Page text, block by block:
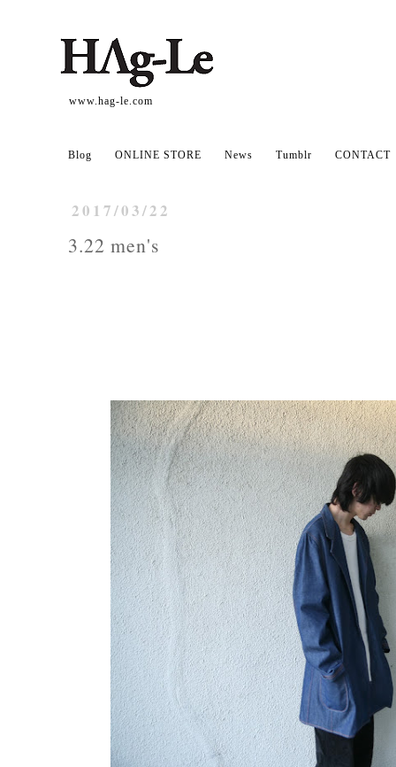
www.hag-le.com
Blog ONLINE STORE News Tumblr CONTACT
2017/03/22
3.22 men's